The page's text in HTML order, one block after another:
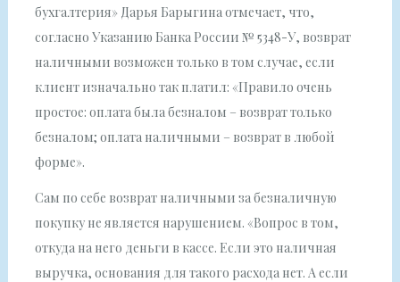
бухгалтерия» Дарья Барыгина отмечает, что,
согласно Указанию Банка России № 5348-У, возврат
наличными возможен только в том случае, если
клиент изначально так платил: «Правило очень
простое: оплата была безналом – возврат только
безналом; оплата наличными – возврат в любой
форме».
Сам по себе возврат наличными за безналичную
покупку не является нарушением. «Вопрос в том,
откуда на него деньги в кассе. Если это наличная
выручка, основания для такого расхода нет. А если